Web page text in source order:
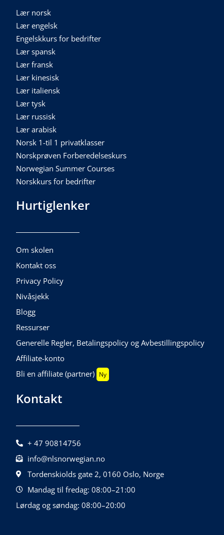
Lær norsk
Lær engelsk
Engelskkurs for bedrifter
Lær spansk
Lær fransk
Lær kinesisk
Lær italiensk
Lær tysk
Lær russisk
Lær arabisk
Norsk 1-til 1 privatklasser
Norskprøven Forberedelseskurs
Norwegian Summer Courses
Norskkurs for bedrifter
Hurtiglenker
Om skolen
Kontakt oss
Privacy Policy
Nivåsjekk
Blogg
Ressurser
Generelle Regler, Betalingspolicy og Avbestillingspolicy
Affiliate-konto
Bli en affiliate (partner) Ny
Kontakt
+ 47 90814756
info@nlsnorwegian.no
Tordenskiolds gate 2, 0160 Oslo, Norge
Mandag til fredag: 08:00–21:00
Lørdag og søndag: 08:00–20:00